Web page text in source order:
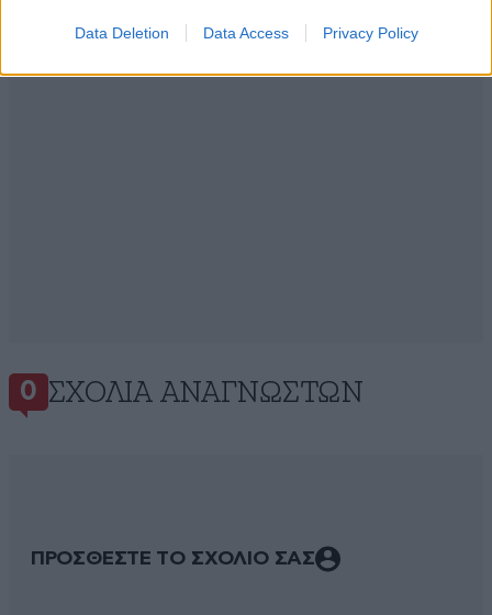
Data Deletion Data Access Privacy Policy
0 ΣΧΌΛΙΑ ΑΝΑΓΝΩΣΤΏΝ
ΠΡΟΣΘΕΣΤΕ ΤΟ ΣΧΟΛΙΟ ΣΑΣ